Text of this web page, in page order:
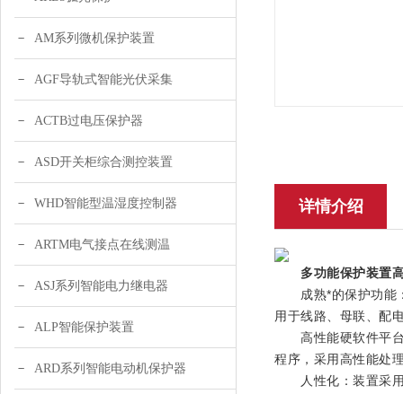
AM系列微机保护装置
AGF导轨式智能光伏采集
ACTB过电压保护器
ASD开关柜综合测控装置
WHD智能型温湿度控制器
ARTM电气接点在线测温
ASJ系列智能电力继电器
ALP智能保护装置
ARD系列智能电动机保护器
详情介绍
多功能保护装置
成熟*的保护功能：
用于线路、母联、配
高性能硬软件平台
程序，采用高性能处
人性化：装置采用